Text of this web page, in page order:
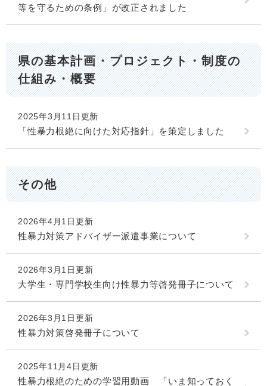
等を守るための条例」が改正されました
県の基本計画・プロジェクト・制度の
仕組み・概要
2025年3月11日更新
「性暴力根絶に向けた対応指針」を策定しました
その他
2026年4月1日更新
性暴力対策アドバイザー派遣事業について
2026年3月1日更新
大学生・専門学校生向け性暴力等啓発冊子について
2026年3月1日更新
性暴力対策啓発冊子について
2025年11月4日更新
性暴力根絶のための学習用動画 「いま知っておく